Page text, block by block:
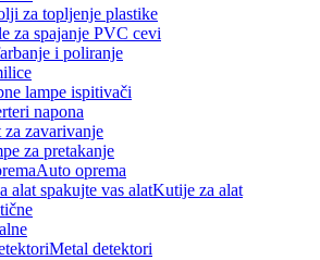
za topljenje plastike
za spajanje PVC cevi
i poliranje
lampe ispitivači
napona
za zavarivanje
za pretakanje
Auto oprema
Kutije za alat
Metal detektori